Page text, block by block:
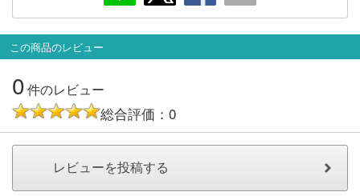
会員ランクについて
会社概要
レビューについて
© 2026 Mid Japan, Inc.
この商品のレビュー
0件のレビュー
総合評価：0